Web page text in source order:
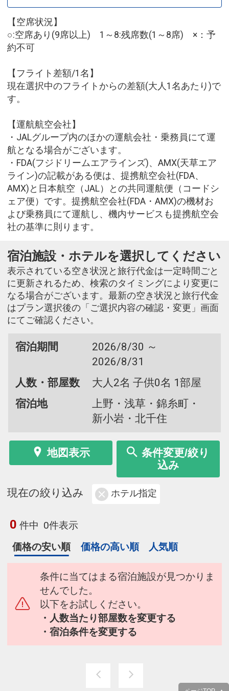
【空席状況】
○:空席あり(9席以上) 1～8:残席数(1～8席) ×：予
約不可
【フライト差額/1名】
現在選択中のフライトからの差額(大人1名あたり)で
す。
【運航航空会社】
・JALグループ内のほかの運航会社・乗務員にて運
航となる場合がございます。
・FDA(フジドリームエアラインズ)、AMX(天草エア
ライン)の記載がある便は、提携航空会社(FDA、
AMX)と日本航空（JAL）との共同運航便（コードシ
ェア便）です。提携航空会社(FDA・AMX)の機材お
よび乗務員にて運航し、機内サービスも提携航空会
社の基準に則ります。
宿泊施設・ホテルを選択してください
表示されている空き状況と旅行代金は一定時間ごと
に更新されるため、検索のタイミングにより変更に
なる場合がございます。最新の空き状況と旅行代金
はプラン選択後の「ご選択内容の確認・変更」画面
にてご確認ください。
宿泊期間
2026/8/30 ～
2026/8/31
人数・部屋数
大人2名 子供0名 1部屋
宿泊地
上野・浅草・錦糸町・
新小岩・北千住
地図表示
条件変更/絞り
込み
現在の絞り込み ホテル指定
0 件中 0件表示
価格の安い順
価格の高い順 人気順
条件に当てはまる宿泊施設が見つかりま
せんでした。
以下をお試しください。
・人数当たり部屋数を変更する
・宿泊条件を変更する